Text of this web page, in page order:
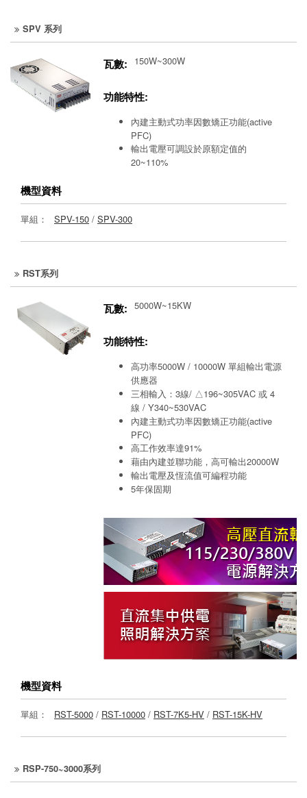
SPV 系列
瓦數: 150W~300W
功能特性:
內建主動式功率因數矯正功能(active
PFC)
輸出電壓可調設於原額定值的
20~110%
機型資料
單組： SPV-150 / SPV-300
RST系列
瓦數: 5000W~15KW
功能特性:
高功率5000W / 10000W 單組輸出電源
供應器
三相輸入：3線/ △196~305VAC 或 4
線 / Y340~530VAC
內建主動式功率因數矯正功能(active
PFC)
高工作效率達91%
藉由內建並聯功能，高可輸出20000W
輸出電壓及恆流值可編程功能
5年保固期
機型資料
單組： RST-5000 / RST-10000 / RST-7K5-HV / RST-15K-HV
RSP-750~3000系列